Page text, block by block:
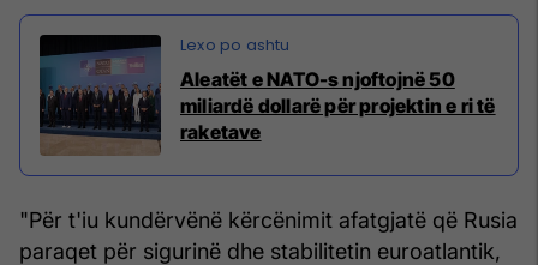
Aleatët e NATO-s njoftojnë 50
miliardë dollarë për projektin e ri të
raketave
"Për t'iu kundërvënë kërcënimit afatgjatë që Rusia
paraqet për sigurinë dhe stabilitetin euroatlantik,